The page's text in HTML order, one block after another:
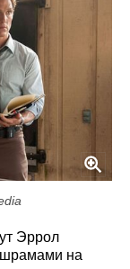
Эррол
на